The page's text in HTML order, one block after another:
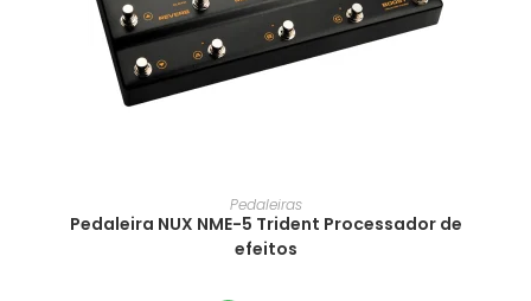
Pedaleiras
Pedaleira NUX NME-5 Trident Processador de
efeitos